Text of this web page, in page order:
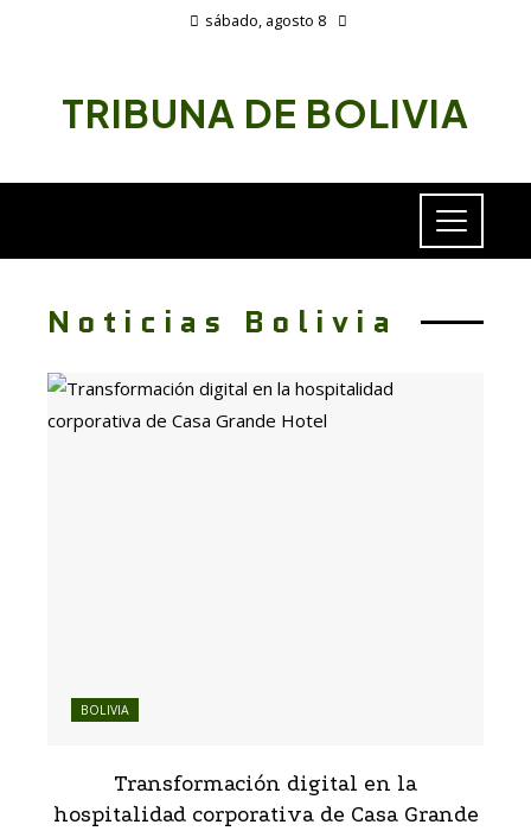
sábado, agosto 8
TRIBUNA DE BOLIVIA
Noticias Bolivia
BOLIVIA
Transformación digital en la
hospitalidad corporativa de Casa Grande